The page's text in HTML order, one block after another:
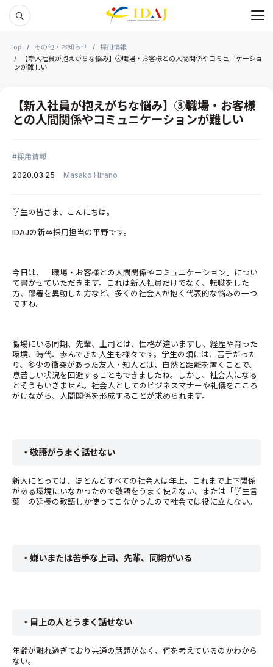
メ
Top その他・お知らせ
採用情報
【新入社員が抱えがちな悩み】③職場・お客様との人間関係やコミュニケーショ
ンが難しい
【新入社員が抱えがちな悩み】③職場・お客様
との人間関係やコミュニケーションが難しい
採用情報
2020.03.25
Masako Hirano
学生の皆さま、こんにちは。
IDAJの新卒採用担当の平野です。
今日は、「職場・お客様との人間関係やコミュニケーション」につい
て書かせていただきます。これは新入社員だけでなく、転職をした
方、部署を異動した方など、多くの社会人が抱く代表的な悩みの一つ
ですね。
職場にいる同期、先輩、上司とは、性格が違いますし、経歴や育った
環境、時代、歩んできた人生も様々です。学生の頃には、苦手だった
り、多少の衝突があった友人・知人とは、自然と距離を置くことで、
息苦しい状況を回避することもできましたね。しかし、社会人になる
とそうもいきません。社会人としてのビジネスマナーや礼儀をこころ
がけながら、人間関係を形成することが求められます。
・敬語がうまく話せない
新人にとっては、ほとんどすべての社会人は年上。これまで上下関係
がある環境にいなかったので敬語をうまく使えない、または「学生言
葉」の延長の敬語しか使ってこなかったので社会では役に立たない。
・嫌いまたは苦手な上司、先輩、同期がいる
・目上の人とうまく話せない
年齢が離れ過ぎており共通の話題がなく、何を考えているのかわから
ない。